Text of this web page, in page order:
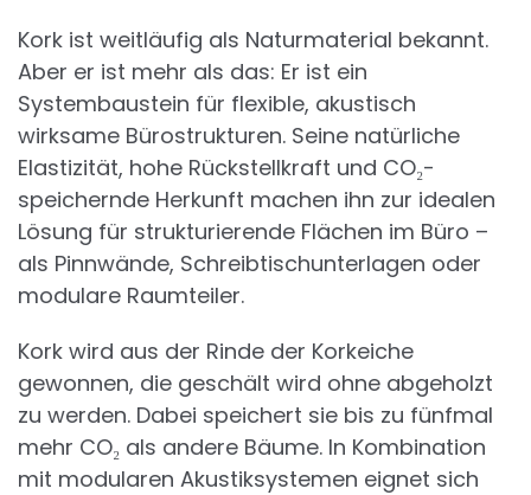
Kork ist weitläufig als Naturmaterial bekannt.
Aber er ist mehr als das: Er ist ein
Systembaustein für flexible, akustisch
wirksame Bürostrukturen. Seine natürliche
Elastizität, hohe Rückstellkraft und CO₂-
speichernde Herkunft machen ihn zur idealen
Lösung für strukturierende Flächen im Büro –
als Pinnwände, Schreibtischunterlagen oder
modulare Raumteiler.
Kork wird aus der Rinde der Korkeiche
gewonnen, die geschält wird ohne abgeholzt
zu werden. Dabei speichert sie bis zu fünfmal
mehr CO₂ als andere Bäume. In Kombination
mit modularen Akustiksystemen eignet sich